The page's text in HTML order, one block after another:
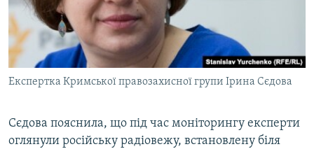
Експертка Кримської правозахисної групи Ірина Сєдова
Сєдова пояснила, що під час моніторингу експерти
оглянули російську радіовежу, встановлену біля